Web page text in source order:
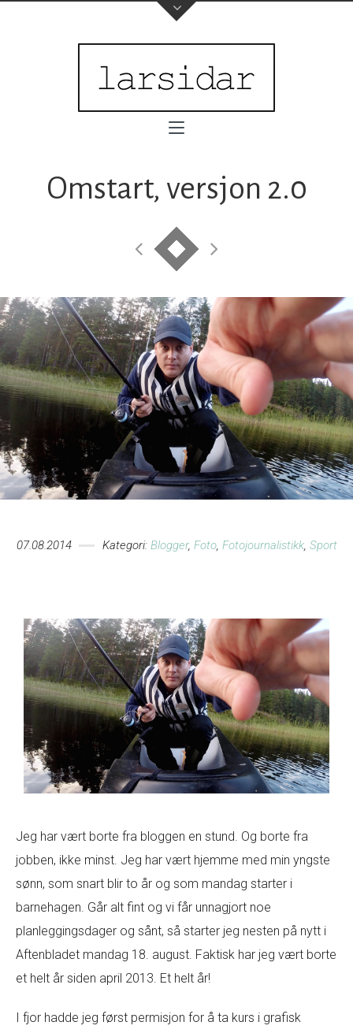
Omstart, versjon 2.0
07.08.2014 Kategori: Blogger, Foto, Fotojournalistikk, Sport
Jeg har vært borte fra bloggen en stund. Og borte fra
jobben, ikke minst. Jeg har vært hjemme med min yngste
sønn, som snart blir to år og som mandag starter i
barnehagen. Går alt fint og vi får unnagjort noe
planleggingsdager og sånt, så starter jeg nesten på nytt i
Aftenbladet mandag 18. august. Faktisk har jeg vært borte
et helt år siden april 2013. Et helt år!
I fjor hadde jeg først permisjon for å ta kurs i grafisk